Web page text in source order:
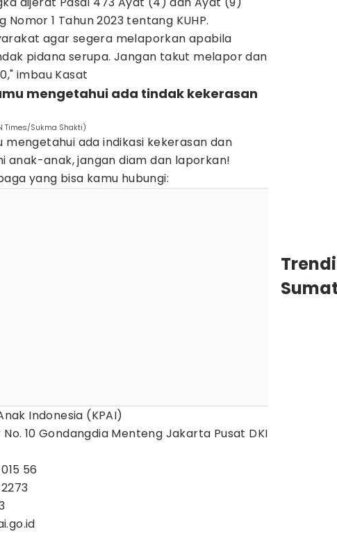
1 Tahun 2023 tentang KUHP.
agar segera melaporkan apabila
pidana serupa. Jangan takut melapor dan
imbau Kasat
mengetahui ada tindak kekerasan
Times/Sukma Shakti)
ada indikasi kekerasan dan
anak-anak, jangan diam dan laporkan!
yang bisa kamu hubungi:
Indonesia (KPAI)
10 Gondangdia Menteng Jakarta Pusat DKI
56